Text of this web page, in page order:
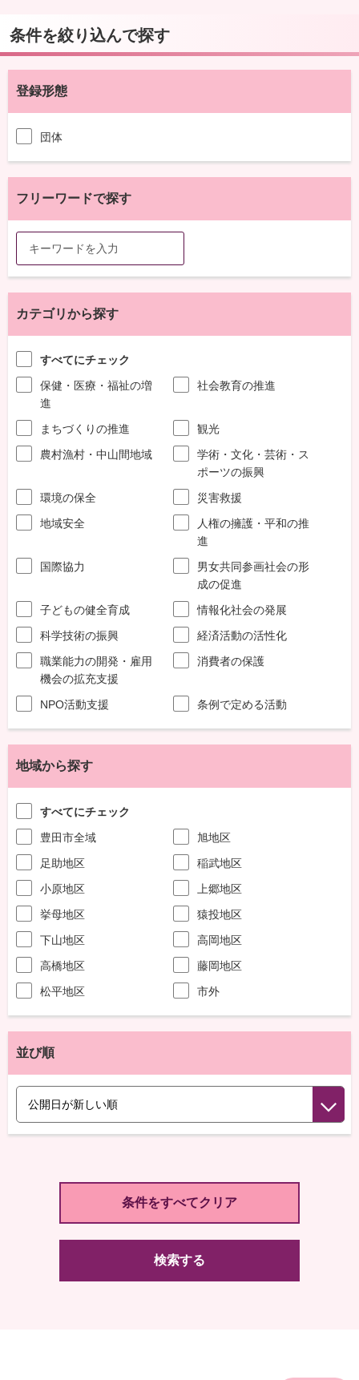
条件を絞り込んで探す
登録形態
団体
フリーワードで探す
カテゴリから探す
すべてにチェック
保健・医療・福祉の増
進
社会教育の推進
まちづくりの推進
観光
農村漁村・中山間地域
学術・文化・芸術・ス
ポーツの振興
環境の保全
災害救援
地域安全
人権の擁護・平和の推
進
国際協力
男女共同参画社会の形
成の促進
子どもの健全育成
情報化社会の発展
科学技術の振興
経済活動の活性化
職業能力の開発・雇用
機会の拡充支援
消費者の保護
NPO活動支援 条例で定める活動
地域から探す
すべてにチェック
豊田市全域
旭地区
足助地区
稲武地区
小原地区
上郷地区
挙母地区
猿投地区
下山地区
高岡地区
高橋地区
藤岡地区
松平地区
市外
並び順
検索する